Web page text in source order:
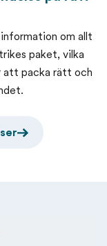
om allt
paket, vilka
att packa rätt och